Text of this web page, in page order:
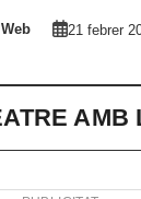
21 febrer
AMB